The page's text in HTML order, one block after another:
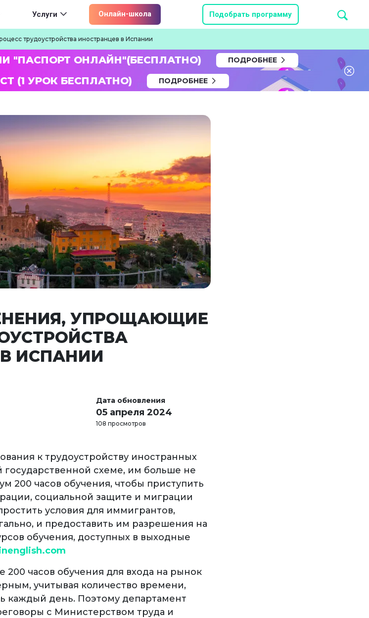
Услуги Онлайн-школа Подобрать программу
трудоустройства иностранцев в Испании
"ПАСПОРТ ОНЛАЙН"(БЕСПЛАТНО) ПОДРОБНЕЕ
(1 УРОК БЕСПЛАТНО) ПОДРОБНЕЕ
УПРОЩАЮЩИЕ
ИСПАНИИ
Дата обновления
05 апреля 2024
108 просмотров
к трудоустройству иностранных
государственной схеме, им больше не
200 часов обучения, чтобы приступить
социальной защите и миграции
условия для иммигрантов,
и предоставить им разрешения на
обучения, доступных в выходные
200 часов обучения для входа на рынок
учитывая количество времени,
каждый день. Поэтому департамент
с Министерством труда и